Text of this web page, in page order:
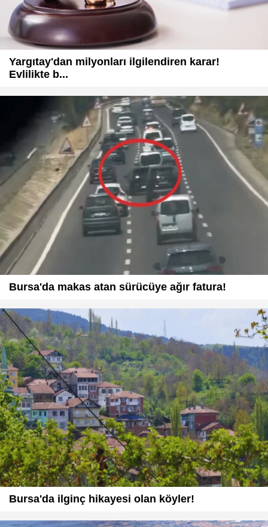
Yargıtay'dan milyonları ilgilendiren karar!
Evlilikte b...
Bursa'da makas atan sürücüye ağır fatura!
Bursa'da ilginç hikayesi olan köyler!